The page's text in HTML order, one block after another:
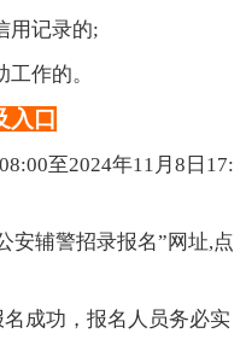
记录的;
作的。
入口
至2024年11月8日17:
安辅警招录报名”网址,点
成功，报名人员务必实